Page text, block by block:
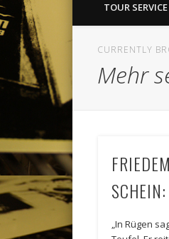
TOUR SERVICE
CURRENTLY
Mehr
„In Rügen